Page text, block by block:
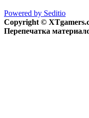
Powered by Seditio
Copyright ©
Перепечатка